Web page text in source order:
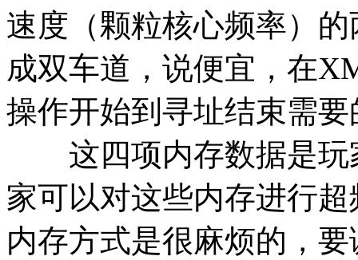
速度（颗粒核心频率）
成双车道，说便宜，在
操作开始到寻址结束需
这四项内存数据是玩
家可以对这些内存进行
内存方式是很麻烦的，